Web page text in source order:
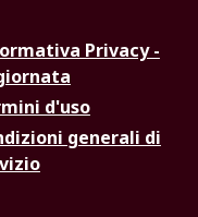
Privacy -
d'uso
generali di